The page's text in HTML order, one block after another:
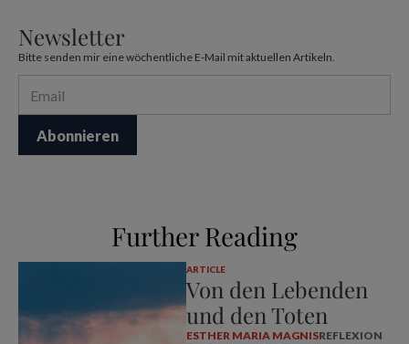
Newsletter
Bitte senden mir eine wöchentliche E-Mail mit aktuellen Artikeln.
Further Reading
ARTICLE
Von den Lebenden
und den Toten
ESTHER MARIA MAGNISREFLEXION